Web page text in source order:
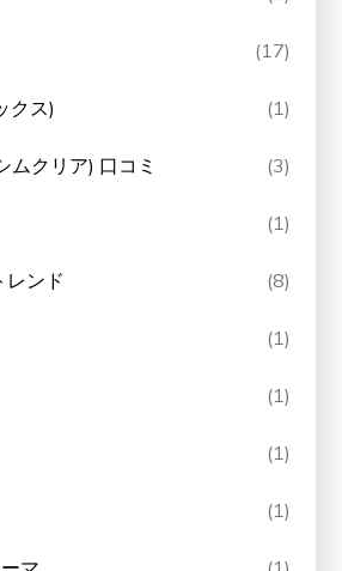
(17)
クス) (1)
ムクリア) 口コミ (3)
(1)
レンド (8)
(1)
(1)
(1)
(1)